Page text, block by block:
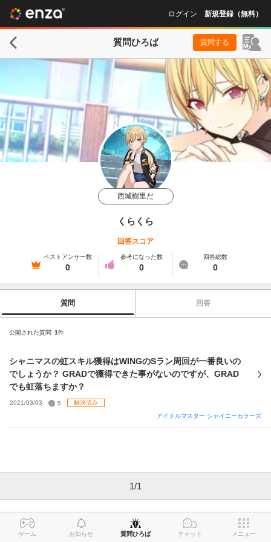
ログイン 新規登録（無料）
質問ひろば 質問する
西城樹里だ
くらくら
回答スコア
ベストアンサー数
0
参考になった数
0
回答総数
0
質問 回答
公開された質問 1件
シャニマスの虹スキル獲得はWINGのSラン周回が一番良いの
でしょうか？ GRADで獲得できた事がないのですが、GRAD
でも虹落ちますか？
2021/03/03 5
解決済み
アイドルマスター シャイニーカラーズ
1/1
ゲーム お知らせ 質問ひろば チャット メニュー